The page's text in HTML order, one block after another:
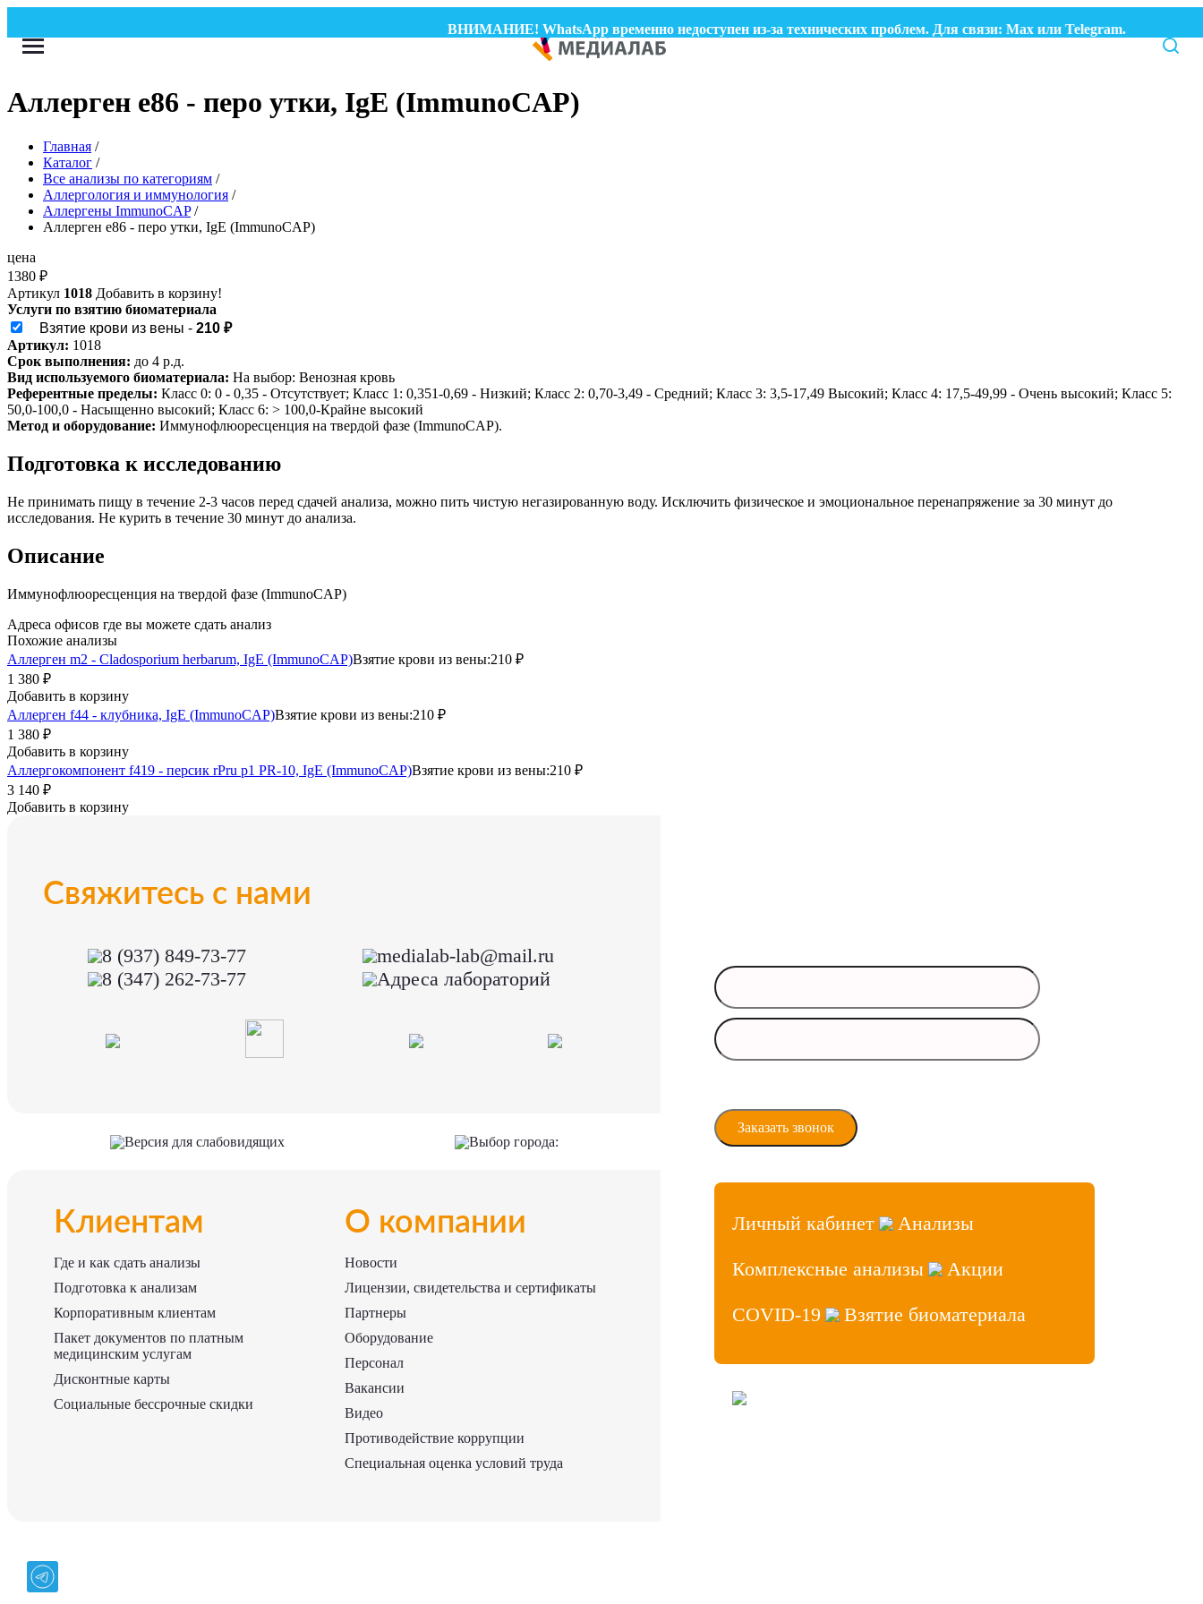
ВНИМАНИЕ! WhatsApp временно недоступен из-за технических проблем. Для связи:MaxилиTelegram.
Аллерген e86 - перо утки, IgE (ImmunoCAP)
Главная /
Каталог /
Все анализы по категориям /
Аллергология и иммунология /
Аллергены ImmunoCAP /
Аллерген e86 - перо утки, IgE (ImmunoCAP)
цена
1380 ₽
Артикул 1018 Добавить в корзину!
Услуги по взятию биоматериала
Взятие крови из вены - 210 ₽
Артикул: 1018
Срок выполнения: до 4 р.д.
Вид используемого биоматериала: На выбор: Венозная кровь
Референтные пределы: Класс 0: 0 - 0,35 - Отсутствует; Класс 1: 0,351-0,69 - Низкий; Класс 2: 0,70-3,49 - Средний; Класс 3: 3,5-17,49 Высокий; Класс 4: 17,5-49,99 - Очень высокий; Класс 5:
50,0-100,0 - Насыщенно высокий; Класс 6: > 100,0-Крайне высокий
Метод и оборудование: Иммунофлюоресценция на твердой фазе (ImmunoCAP).
Подготовка к исследованию
Не принимать пищу в течение 2-3 часов перед сдачей анализа, можно пить чистую негазированную воду. Исключить физическое и эмоциональное перенапряжение за 30 минут до
исследования. Не курить в течение 30 минут до анализа.
Описание
Иммунофлюоресценция на твердой фазе (ImmunoCAP)
Адреса офисов где вы можете сдать анализ
Похожие анализы
Аллерген m2 - Cladosporium herbarum, IgE (ImmunoCAP)Взятие крови из вены:210 ₽
1 380 ₽
Добавить в корзину
Аллерген f44 - клубника, IgE (ImmunoCAP)Взятие крови из вены:210 ₽
1 380 ₽
Добавить в корзину
Аллергокомпонент f419 - персик rPru p1 PR-10, IgE (ImmunoCAP)Взятие крови из вены:210 ₽
3 140 ₽
Добавить в корзину
Свяжитесь с нами
8 (937) 849-73-77
8 (347) 262-73-77
medialab-lab@mail.ru
Адреса лабораторий
Версия для слабовидящих Выбор города:
Клиентам
Где и как сдать анализы
Подготовка к анализам
Корпоративным клиентам
Пакет документов по платным
медицинским услугам
Дисконтные карты
Социальные бессрочные скидки
О компании
Новости
Лицензии, свидетельства и сертификаты
Партнеры
Оборудование
Персонал
Вакансии
Видео
Противодействие коррупции
Специальная оценка условий труда
Личный кабинет Анализы
Комплексные анализы Акции
COVID-19 Взятие биоматериала